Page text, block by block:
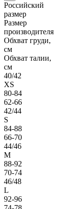
Российский
размер
Размер
производителя
Обхват груди,
см
Обхват талии,
см
40/42
XS
80-84
62-66
42/44
S
84-88
66-70
44/46
M
88-92
70-74
46/48
L
92-96